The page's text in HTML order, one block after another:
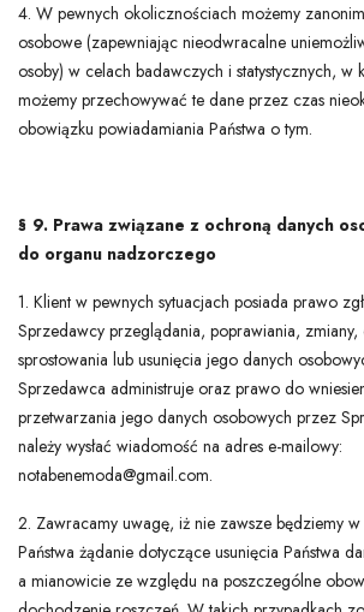
4. W pewnych okolicznościach możemy
osobowe (zapewniając nieodwracalne
osoby) w celach badawczych i statystycznych, w
możemy przechowywać te dane przez czas
obowiązku powiadamiania Państwa o tym.
§ 9. Prawa związane z ochroną danych
do organu nadzorczego
1. Klient w pewnych sytuacjach posiada prawo
Sprzedawcy przeglądania, poprawiania,
sprostowania lub usunięcia jego danych
Sprzedawca administruje oraz prawo do
przetwarzania jego danych osobowych przez
należy wysłać wiadomość na adres e-mailowy:
notabenemoda@gmail.com.
2. Zawracamy uwagę, iż nie zawsze będziemy w
Państwa żądanie dotyczące usunięcia Państwa
a mianowicie ze względu na poszczególne